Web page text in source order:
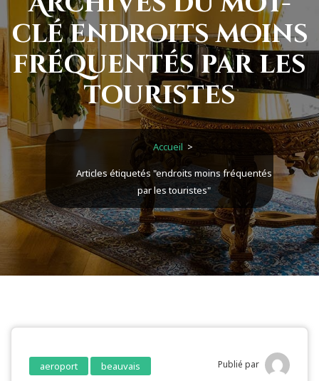
clé endroits moins
fréquentés par les
touristes
Accueil >
Articles étiquetés "endroits moins fréquentés
par les touristes"
aeroport beauvais Publié par